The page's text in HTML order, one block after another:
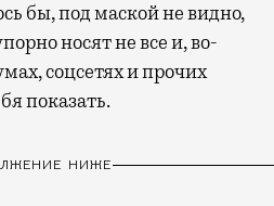
бы, под маской не видно,
носят не все и, во-
соцсетях и прочих
показать.
НИЖЕ